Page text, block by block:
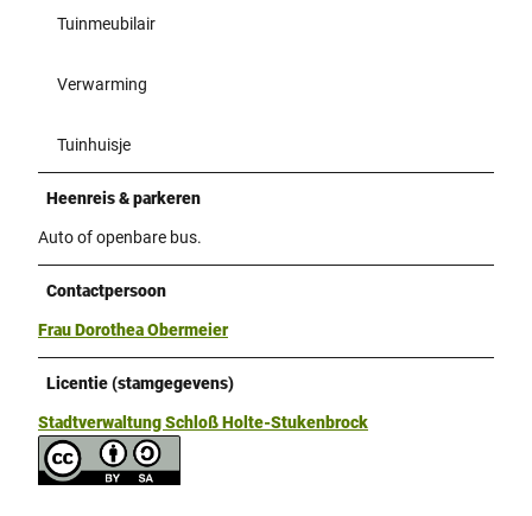
Tuinmeubilair
Verwarming
Tuinhuisje
Heenreis & parkeren
Auto of openbare bus.
Contactpersoon
Frau Dorothea Obermeier
Licentie (stamgegevens)
Stadtverwaltung Schloß Holte-Stukenbrock